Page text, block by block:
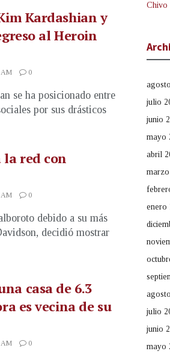
Kardashian y
al Heroin
AM 0
se ha posicionado entre
por sus drásticos
red con
AM 0
debido a su más
decidió mostrar
casa de 6.3
es vecina de su
AM 0
Chivo
julio
junio
mayo
abril
enero
julio
junio
mayo